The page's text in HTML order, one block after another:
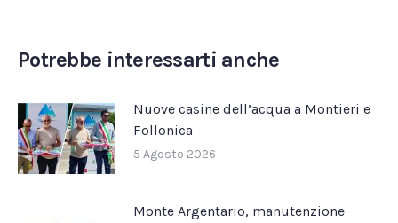
Potrebbe interessarti anche
Nuove casine dell’acqua a Montieri e
Follonica
5 Agosto 2026
Monte Argentario, manutenzione